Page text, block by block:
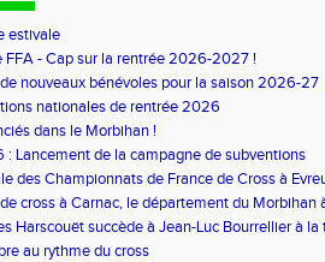
estivale
FFA - Cap sur la rentrée 2026-2027 !
nouveaux bénévoles pour la saison 2026-27
nationales de rentrée 2026
dans le Morbihan !
: Lancement de la campagne de subventions
des Championnats de France de Cross à
cross à Carnac, le département du Morbihan
Harscouët succède à Jean-Luc Bourrellier à la
Morbihan
au rythme du cross
🚨Le replay du
Aide à la